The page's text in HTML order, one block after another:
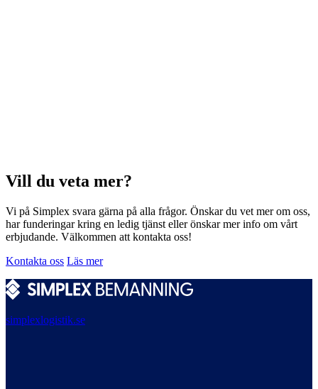
Vill du veta mer?
Vi på Simplex svara gärna på alla frågor. Önskar du vet mer om oss,
har funderingar kring en ledig tjänst eller önskar mer info om vårt
erbjudande. Välkommen att kontakta oss!
Kontakta oss Läs mer
simplexlogistik.se